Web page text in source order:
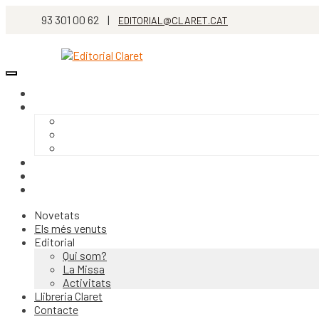
93 301 00 62 | EDITORIAL@CLARET.CAT
Novetats
Els més venuts
Editorial
Qui som?
La Missa
Activitats
Llibreria Claret
Contacte